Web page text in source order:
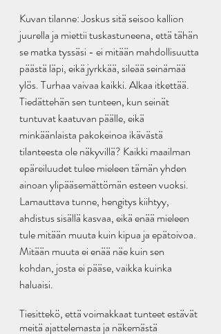
Kuvan tilanne: Joskus sitä seisoo kallion
juurella ja miettii tuskastuneena, että tähän
se matka tyssäsi - ei mitään mahdollisuutta
päästä läpi, eikä jyrkkää, sileää seinämää
ylös. Turhaa vaivaa kaikki. Alkaa itkettää.
Tiedättehän sen tunteen, kun seinät
tuntuvat kaatuvan päälle, eikä
minkäänlaista pakokeinoa ikävästä
tilanteesta ole näkyvillä? Kaikki maailman
epäreiluudet tulee mieleen tämän yhden
ainoan ylipääsemättömän esteen vuoksi.
Lamauttava tunne, hengitys kiihtyy,
ahdistus sisällä kasvaa, eikä enää mieleen
tule mitään muuta kuin kipua ja epätoivoa.
Mitään muuta ei enää näe kuin sen
kohdan, josta ei pääse, vaikka kuinka
haluaisi.
Tiesittekö, että voimakkaat tunteet estävät
meitä ajattelemasta ja näkemästä